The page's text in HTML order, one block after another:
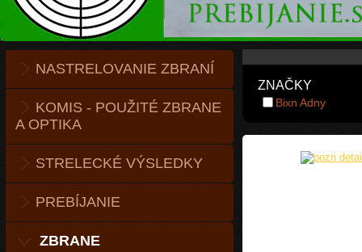
NASTRELOVANIE ZBRANÍ
KOMIS - POUŽITÉ ZBRANE
A OPTIKA
STRELECKÉ VÝSLEDKY
PREBÍJANIE
ZBRANE
ZNAČKY
Bixn Adny